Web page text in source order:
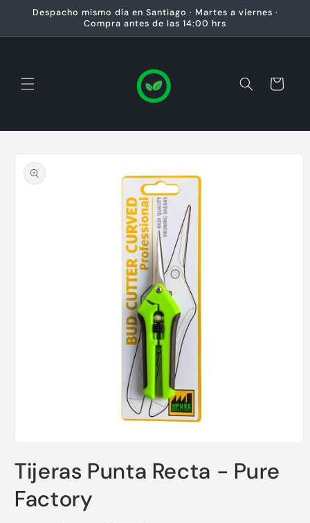
directamente
Despacho mismo día en Santiago · Martes a viernes ·
Compra antes de las 14:00 hrs
Carrito
a la
información
multimedia
en
una
ventana
Tijeras Punta Recta - Pure
Factory